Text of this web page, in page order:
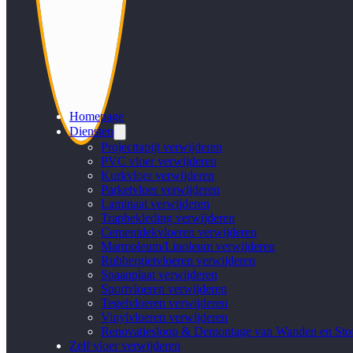
Homepage
Diensten
Projecttapijt verwijderen
PVC vloer verwijderen
Kurkvloer verwijderen
Parketvloer verwijderen
Laminaat verwijderen
Trapbekleding verwijderen
Cementdekvloeren verwijderen
Marmoleum/Linoleum verwijderen
Rubbergietvloeren verwijderen
Spaanplaat verwijderen
Sportvloeren verwijderen
Tegelvloeren verwijderen
Vinylvloeren verwijderen
Renovatiesloop & Demontage van Wanden en
Zelf vloer verwijderen